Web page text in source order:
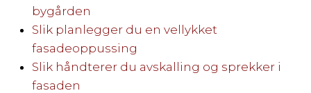
bygården
Slik planlegger du en vellykket
fasadeoppussing
Slik håndterer du avskalling og sprekker i
fasaden